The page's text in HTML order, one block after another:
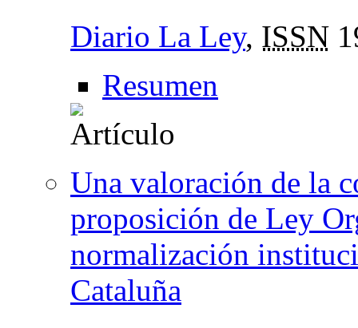
Diario La Ley, ISSN
Resumen
Una valoración de la
proposición de Ley
normalización
Cataluña